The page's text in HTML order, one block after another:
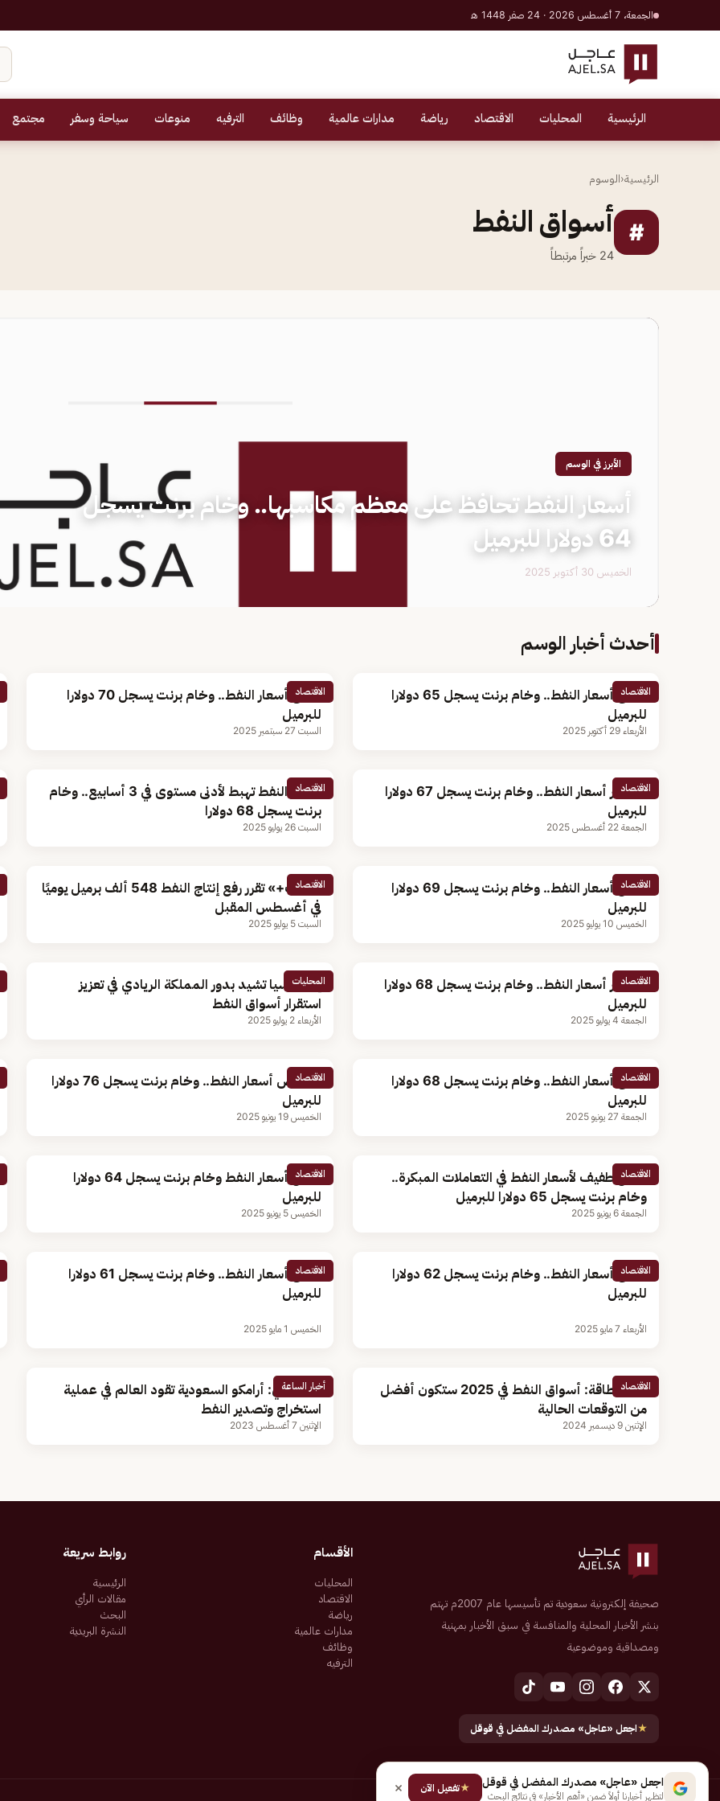
الجمعة، 7 أغسطس 2026 · 24 صفر 1448 هـ
الرئيسية المحليات الاقتصاد رياضة مدارات عالمية وظائف الترفيه منوعات سياحة وسفر مجتمع
الرئيسية‹الوسوم
# أسواق النفط
24 خبراً مرتبطاً
الأبرز في الوسم
أسعار النفط تحافظ على معظم مكاسبها.. وخام برنت يسجل
64 دولارا للبرميل
الخميس 30 أكتوبر 2025
أحدث أخبار الوسم
الاقتصاد
ارتفاع أسعار النفط.. وخام برنت يسجل 65 دولارا
للبرميل
الأربعاء 29 أكتوبر 2025
الاقتصاد
ارتفاع أسعار النفط.. وخام برنت يسجل 70 دولارا
للبرميل
السبت 27 سبتمبر 2025
الاقتصاد
استقرار أسعار النفط.. وخام برنت يسجل 67 دولارا
للبرميل
الجمعة 22 أغسطس 2025
الاقتصاد
أسعار النفط تهبط لأدنى مستوى في 3 أسابيع.. وخام
برنت يسجل 68 دولارا
السبت 26 يوليو 2025
الاقتصاد
تراجع أسعار النفط.. وخام برنت يسجل 69 دولارا
للبرميل
الخميس 10 يوليو 2025
الاقتصاد
«أوبك+» تقرر رفع إنتاج النفط 548 ألف برميل يوميًا
في أغسطس المقبل
السبت 5 يوليو 2025
الاقتصاد
استقرار أسعار النفط.. وخام برنت يسجل 68 دولارا
للبرميل
الجمعة 4 يوليو 2025
المحليات
إندونيسيا تشيد بدور المملكة الريادي في تعزيز
استقرار أسواق النفط
الأربعاء 2 يوليو 2025
الاقتصاد
ارتفاع أسعار النفط.. وخام برنت يسجل 68 دولارا
للبرميل
الجمعة 27 يونيو 2025
الاقتصاد
انخفاض أسعار النفط.. وخام برنت يسجل 76 دولارا
للبرميل
الخميس 19 يونيو 2025
الاقتصاد
تراجع طفيف لأسعار النفط في التعاملات المبكرة..
وخام برنت يسجل 65 دولارا للبرميل
الجمعة 6 يونيو 2025
الاقتصاد
تراجع أسعار النفط وخام برنت يسجل 64 دولارا
للبرميل
الخميس 5 يونيو 2025
الاقتصاد
ارتفاع أسعار النفط.. وخام برنت يسجل 62 دولارا
للبرميل
الأربعاء 7 مايو 2025
الاقتصاد
ارتفاع أسعار النفط.. وخام برنت يسجل 61 دولارا
للبرميل
الخميس 1 مايو 2025
الاقتصاد
وزير الطاقة: أسواق النفط في 2025 ستكون أفضل
من التوقعات الحالية
الإثنين 9 ديسمبر 2024
أخبار الساعة
اقتصادي: أرامكو السعودية تقود العالم في عملية
استخراج وتصدير النفط
الإثنين 7 أغسطس 2023
صحيفة إلكترونية سعودية تم تأسيسها عام 2007م تهتم
بنشر الأخبار المحلية والمنافسة في سبق الأخبار بمهنية
ومصداقية وموضوعية
★اجعل «عاجل» مصدرك المفضل في قوقل
الأقسام
المحليات
الاقتصاد
رياضة
مدارات عالمية
وظائف
الترفيه
روابط سريعة
الرئيسية
مقالات الرأي
البحث
النشرة البريدية
اجعل «عاجل» مصدرك المفضل في قوقل
لتظهر أخبارنا أولاً ضمن «أهم الأخبار» في نتائج البحث
★تفعيل الآن